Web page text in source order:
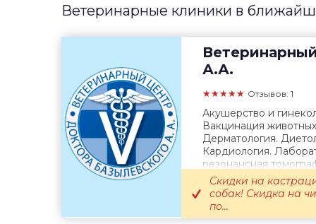
Ветеринарные клиники в
А.А.
★★★★★ Отзывов: 1
Акушерство и
Вакцинация
Дерматология.
Кардиология.
резонансная
терапия. Онкология.
Скидки на
собак! Скидка на
по...